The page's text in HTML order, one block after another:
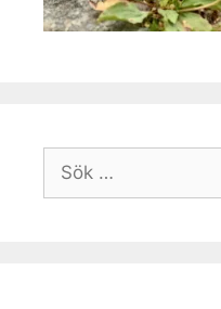
efter: